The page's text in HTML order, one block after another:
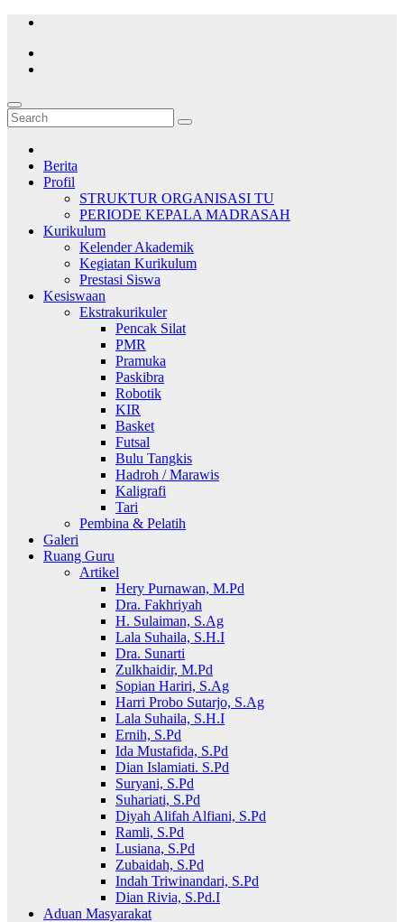
Skip
content
Berita
Profil
STRUKTUR ORGANISASI TU
PERIODE KEPALA MADRASAH
Kurikulum
Kelender Akademik
Kegiatan Kurikulum
Prestasi Siswa
Kesiswaan
Ekstrakurikuler
Pencak Silat
PMR
Pramuka
Paskibra
Robotik
KIR
Basket
Futsal
Bulu Tangkis
Hadroh / Marawis
Kaligrafi
Tari
Pembina & Pelatih
Galeri
Ruang Guru
Artikel
Hery Purnawan, M.Pd
Dra. Fakhriyah
H. Sulaiman, S.Ag
Lala Suhaila, S.H.I
Dra. Sunarti
Zulkhaidir, M.Pd
Sopian Hariri, S.Ag
Harri Probo Sutarjo, S.Ag
Lala Suhaila, S.H.I
Ernih, S.Pd
Ida Mustafida, S.Pd
Dian Islamiati. S.Pd
Suryani, S.Pd
Suhariati, S.Pd
Diyah Alifah Alfiani, S.Pd
Ramli, S.Pd
Lusiana, S.Pd
Zubaidah, S.Pd
Indah Triwinandari, S.Pd
Dian Rivia, S.Pd.I
Aduan Masyarakat